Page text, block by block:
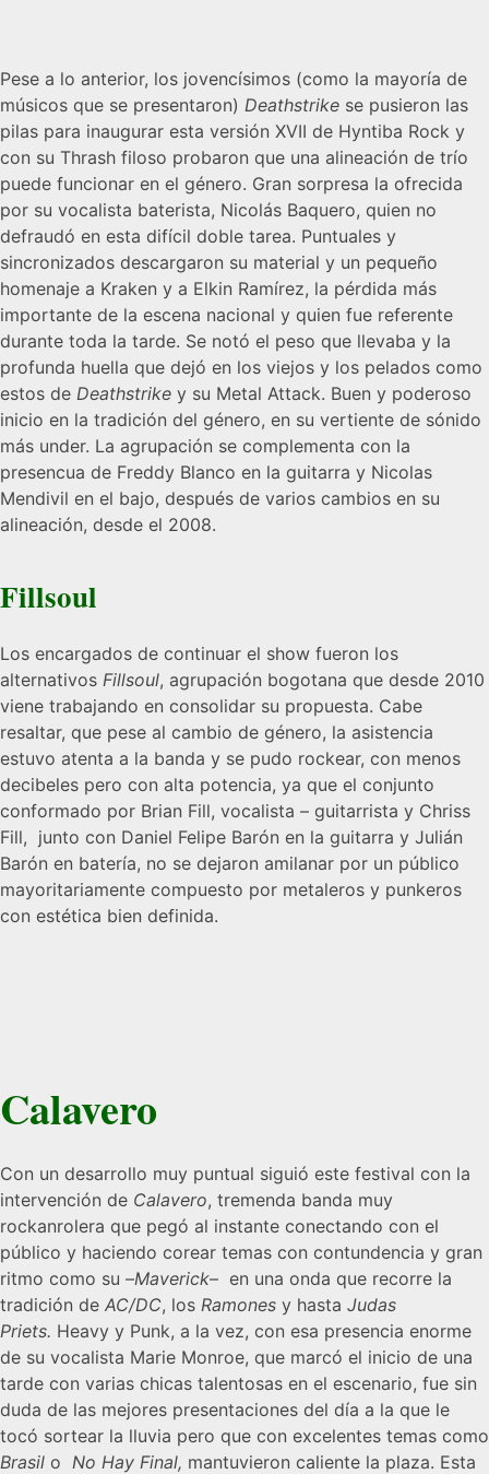
Pese a lo anterior, los jovencísimos (como la mayoría de
músicos que se presentaron) Deathstrike se pusieron las
pilas para inaugurar esta versión XVII de Hyntiba Rock y
con su Thrash filoso probaron que una alineación de trío
puede funcionar en el género. Gran sorpresa la ofrecida
por su vocalista baterista, Nicolás Baquero, quien no
defraudó en esta difícil doble tarea. Puntuales y
sincronizados descargaron su material y un pequeño
homenaje a Kraken y a Elkin Ramírez, la pérdida más
importante de la escena nacional y quien fue referente
durante toda la tarde. Se notó el peso que llevaba y la
profunda huella que dejó en los viejos y los pelados como
estos de Deathstrike y su Metal Attack. Buen y poderoso
inicio en la tradición del género, en su vertiente de sónido
más under. La agrupación se complementa con la
presencua de Freddy Blanco en la guitarra y Nicolas
Mendivil en el bajo, después de varios cambios en su
alineación, desde el 2008.
Fillsoul
Los encargados de continuar el show fueron los
alternativos Fillsoul, agrupación bogotana que desde 2010
viene trabajando en consolidar su propuesta. Cabe
resaltar, que pese al cambio de género, la asistencia
estuvo atenta a la banda y se pudo rockear, con menos
decibeles pero con alta potencia, ya que el conjunto
conformado por Brian Fill, vocalista – guitarrista y Chriss
Fill, junto con Daniel Felipe Barón en la guitarra y Julián
Barón en batería, no se dejaron amilanar por un público
mayoritariamente compuesto por metaleros y punkeros
con estética bien definida.
Calavero
Con un desarrollo muy puntual siguió este festival con la
intervención de Calavero, tremenda banda muy
rockanrolera que pegó al instante conectando con el
público y haciendo corear temas con contundencia y gran
ritmo como su –Maverick– en una onda que recorre la
tradición de AC/DC, los Ramones y hasta Judas
Priets. Heavy y Punk, a la vez, con esa presencia enorme
de su vocalista Marie Monroe, que marcó el inicio de una
tarde con varias chicas talentosas en el escenario, fue sin
duda de las mejores presentaciones del día a la que le
tocó sortear la lluvia pero que con excelentes temas como
Brasil o No Hay Final, mantuvieron caliente la plaza. Esta